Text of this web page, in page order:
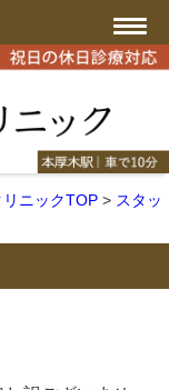
ニックTOP > スタッ